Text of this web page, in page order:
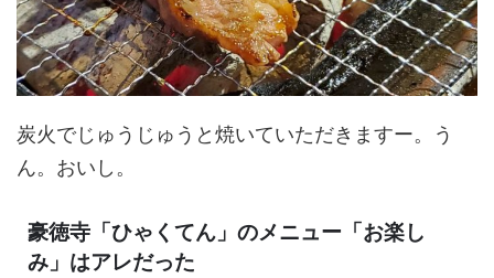
炭火でじゅうじゅうと焼いていただきますー。う
ん。おいし。
豪徳寺「ひゃくてん」のメニュー「お楽し
み」はアレだった